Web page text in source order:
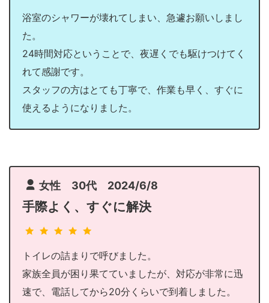
浴室のシャワーが壊れてしまい、急遽お願いしまし
た。
24時間対応ということで、夜遅くでも駆けつけてく
れて感謝です。
スタッフの方はとても丁寧で、作業も早く、すぐに
使えるようになりました。
女性 30代 2024/6/8
手際よく、すぐに解決
トイレの詰まりで呼びました。
家族全員が困り果てていましたが、対応が非常に迅
速で、電話してから20分くらいで到着しました。